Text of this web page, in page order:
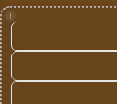
!